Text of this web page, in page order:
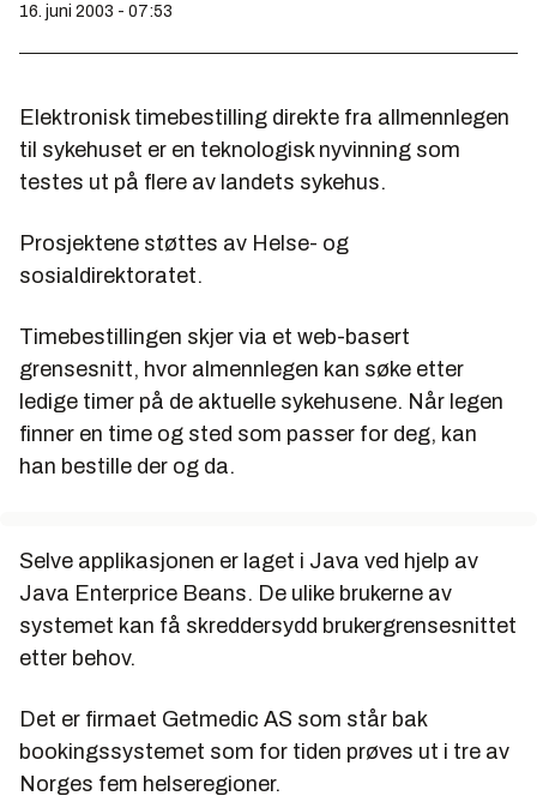
16. juni 2003 - 07:53
Elektronisk timebestilling direkte fra allmennlegen
til sykehuset er en teknologisk nyvinning som
testes ut på flere av landets sykehus.
Prosjektene støttes av Helse- og
sosialdirektoratet.
Timebestillingen skjer via et web-basert
grensesnitt, hvor almennlegen kan søke etter
ledige timer på de aktuelle sykehusene. Når legen
finner en time og sted som passer for deg, kan
han bestille der og da.
Selve applikasjonen er laget i Java ved hjelp av
Java Enterprice Beans. De ulike brukerne av
systemet kan få skreddersydd brukergrensesnittet
etter behov.
Det er firmaet Getmedic AS som står bak
bookingssystemet som for tiden prøves ut i tre av
Norges fem helseregioner.